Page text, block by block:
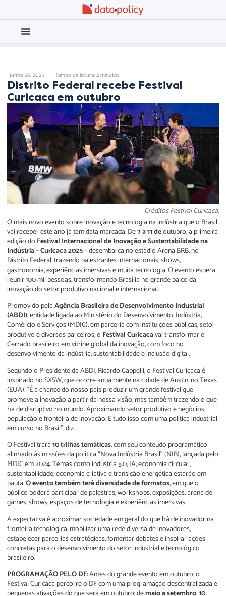
junho 26, 2025 Tempo de leitura: 2 minutos
Distrito Federal recebe Festival
Curicaca em outubro
Créditos Festival Curicaca.
O mais novo evento sobre inovação e tecnologia na indústria que o Brasil
vai receber este ano já tem data marcada. De7 a 11 deoutubro, a primeira
edição do Festival Internacional de Inovação e Sustentabilidade na
Indústria – Curicaca 2025– desembarca no estádio Arena BRB, no
Distrito Federal, trazendo palestrantes internacionais, shows,
gastronomia, experiências imersivas e muita tecnologia. O evento espera
reunir 100 mil pessoas, transformando Brasília no grande palco da
inovação do setor produtivo nacional e internacional.
Promovido pelaAgência Brasileira de Desenvolvimento Industrial
(ABDI), entidade ligada ao Ministério do Desenvolvimento, Indústria,
Comércio e Serviços (MDIC), em parceria com instituições públicas, setor
produtivo e diversos parceiros, o Festival Curicacavai transformar o
Cerrado brasileiro em vitrine global da inovação, com foco no
desenvolvimento da indústria, sustentabilidade e inclusão digital.
Segundo o Presidente da ABDI, Ricardo Cappelli, o Festival Curicaca é
inspirado no SXSW, que ocorre anualmente na cidade de Austin, no Texas
(EUA): “É a chance do nosso país produzir um grande festival que
promove a inovação a partir da nossa visão, mas também trazendo o que
há de disruptivo no mundo. Aproximando setor produtivo e negócios,
população e fronteira de inovação. E tudo isso com uma política industrial
em curso no Brasil”, diz.
O Festival trará10 trilhas temáticas, com seu conteúdo programático
alinhado às missões da política “Nova Indústria Brasil” (NIB), lançada pelo
MDIC em 2024. Temas como indústria 5.0, IA, economia circular,
sustentabilidade, economia criativa e transição energética estarão em
pauta.O evento tambémterá diversidade de formatos, em que o
público poderá participar de palestras, workshops, exposições, arena de
games, shows, espaços de tecnologia e experiências imersivas.
A expectativa é aproximar sociedade em geral do que há de inovador na
fronteira tecnológica, mobilizar uma rede diversa de inovadores,
estabelecer parcerias estratégicas, fomentar debates e inspirar ações
concretas para o desenvolvimento do setor industrial e tecnológico
brasileiro.
PROGRAMAÇÃO PELO DF: Antes do grande evento em outubro, o
Festival Curicaca percorre o DF com uma programação descentralizada e